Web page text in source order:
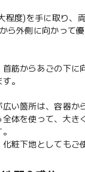
程度)を手に取り、
ら外側に向かって
筋からあごの下に
。
い箇所は、容器か
体を使って、大き
粧下地としてもご